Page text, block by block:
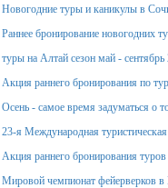
Новогодние туры и каникулы в
Раннее бронирование новогодних
туры на Алтай сезон май - сентябрь
Акция раннего бронирования по
Осень - самое время задуматься о
23-я Международная
Акция раннего бронирования
Мировой чемпионат фейерверков в